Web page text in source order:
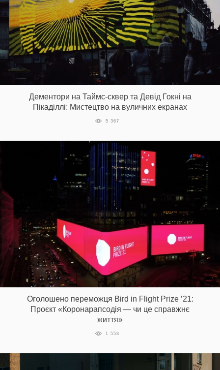
Дементори на Таймс-сквер та Девід Гокні на
Пікаділлі: Мистецтво на вуличних екранах
5 367
Оголошено переможця Bird in Flight Prize ’21:
Проєкт «Коронарапсодія — чи це справжнє
життя»
1 558